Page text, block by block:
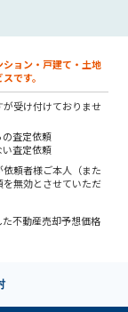
ョン・戸建て・土地
です。
受け付けておりませ
査定依頼
査定依頼
頼者様ご本人（また
無効とさせていただ
不動産売却予想価格